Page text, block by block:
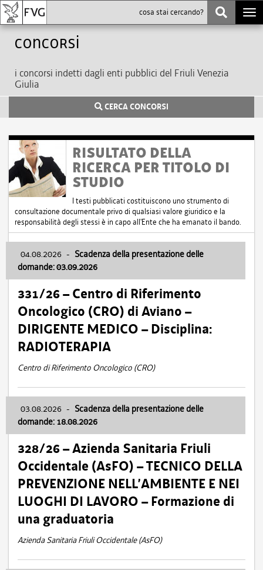
Concorsi
i concorsi indetti dagli enti pubblici del Friuli Venezia
Giulia
CERCA CONCORSI
RISULTATO DELLA
RICERCA PER TITOLO DI
STUDIO
I testi pubblicati costituiscono uno strumento di
consultazione documentale privo di qualsiasi valore giuridico e la
responsabilità degli stessi è in capo all'Ente che ha emanato il bando.
04.08.2026 - Scadenza della presentazione delle
domande: 03.09.2026
331/26 – Centro di Riferimento
Oncologico (CRO) di Aviano –
DIRIGENTE MEDICO – Disciplina:
RADIOTERAPIA
Centro di Riferimento Oncologico (CRO)
03.08.2026 - Scadenza della presentazione delle
domande: 18.08.2026
328/26 – Azienda Sanitaria Friuli
Occidentale (AsFO) – TECNICO DELLA
PREVENZIONE NELL’AMBIENTE E NEI
LUOGHI DI LAVORO – Formazione di
una graduatoria
Azienda Sanitaria Friuli Occidentale (AsFO)